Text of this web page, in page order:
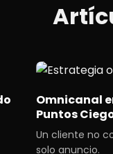
Omnicanal
Puntos
Un cliente no
solo anuncio.